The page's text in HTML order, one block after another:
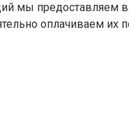
мы предоставляем
оплачиваем их